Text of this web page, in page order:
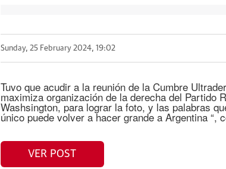
Sunday, 25 February 2024, 19:02
Tuvo que acudir a la reunión de la Cumbre
maximiza organización de la derecha del Partido
Washsington, para lograr la foto, y las palabras
único puede volver a hacer grande a Argentina “,
VER POST